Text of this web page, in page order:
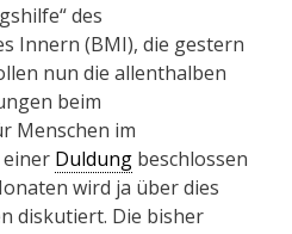
des
Innern (BMI), die gestern
nun die allenthalben
beim
Menschen im
Duldung beschlossen
wird ja über dies
diskutiert. Die bisher